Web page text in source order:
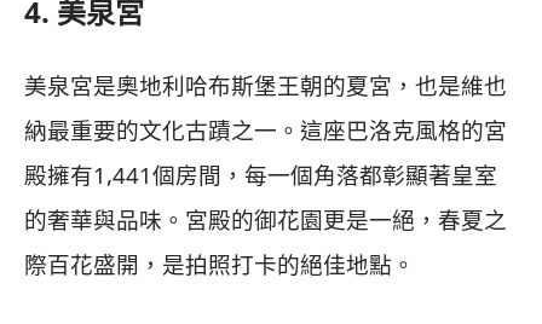
4. 美泉宮
美泉宮是奧地利哈布斯堡王朝的夏宮，也是維也
納最重要的文化古蹟之一。這座巴洛克風格的宮
殿擁有1,441個房間，每一個角落都彰顯著皇室
的奢華與品味。宮殿的御花園更是一絕，春夏之
際百花盛開，是拍照打卡的絕佳地點。